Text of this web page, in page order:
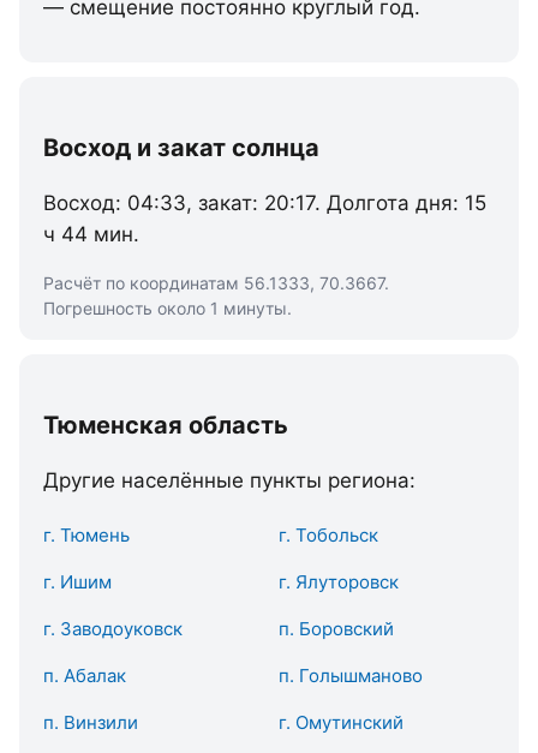
— смещение постоянно круглый год.
Восход и закат солнца
Восход: 04:33, закат: 20:17. Долгота дня: 15
ч 44 мин.
Расчёт по координатам 56.1333, 70.3667.
Погрешность около 1 минуты.
Тюменская область
Другие населённые пункты региона:
г. Тюмень г. Тобольск
г. Ишим г. Ялуторовск
г. Заводоуковск п. Боровский
п. Абалак п. Голышманово
п. Винзили г. Омутинский